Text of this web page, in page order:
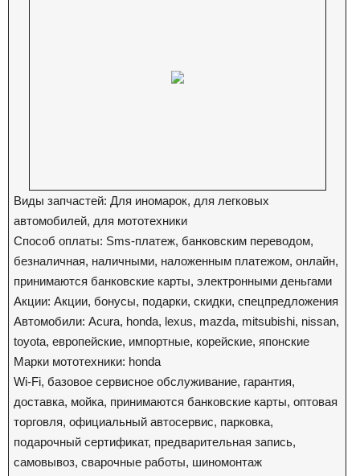
Виды запчастей: Для иномарок, для легковых
автомобилей, для мототехники
Способ оплаты: Sms-платеж, банковским переводом,
безналичная, наличными, наложенным платежом, онлайн,
принимаются банковские карты, электронными деньгами
Акции: Акции, бонусы, подарки, скидки, спецпредложения
Автомобили: Acura, honda, lexus, mazda, mitsubishi, nissan,
toyota, европейские, импортные, корейские, японские
Марки мототехники: honda
Wi-Fi, базовое сервисное обслуживание, гарантия,
доставка, мойка, принимаются банковские карты, оптовая
торговля, официальный автосервис, парковка,
подарочный сертификат, предварительная запись,
самовывоз, сварочные работы, шиномонтаж